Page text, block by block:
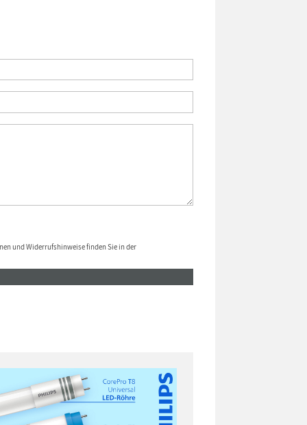
und Widerrufshinweise finden Sie in der